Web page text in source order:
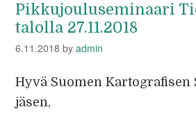
Pikkujouluseminaari
talolla 27.11.2018
6.11.2018 byadmin
Hyvä Suomen Kartografisen
jäsen,